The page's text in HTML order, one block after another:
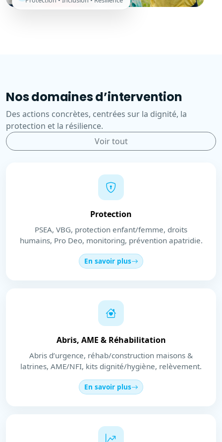
Nos domaines d’intervention
Des actions concrètes, centrées sur la dignité, la
protection et la résilience.
Voir tout
Protection
PSEA, VBG, protection enfant/femme, droits
humains, Pro Deo, monitoring, prévention apatridie.
En savoir plus
Abris, AME & Réhabilitation
Abris d’urgence, réhab/construction maisons &
latrines, AME/NFI, kits dignité/hygiène, relèvement.
En savoir plus